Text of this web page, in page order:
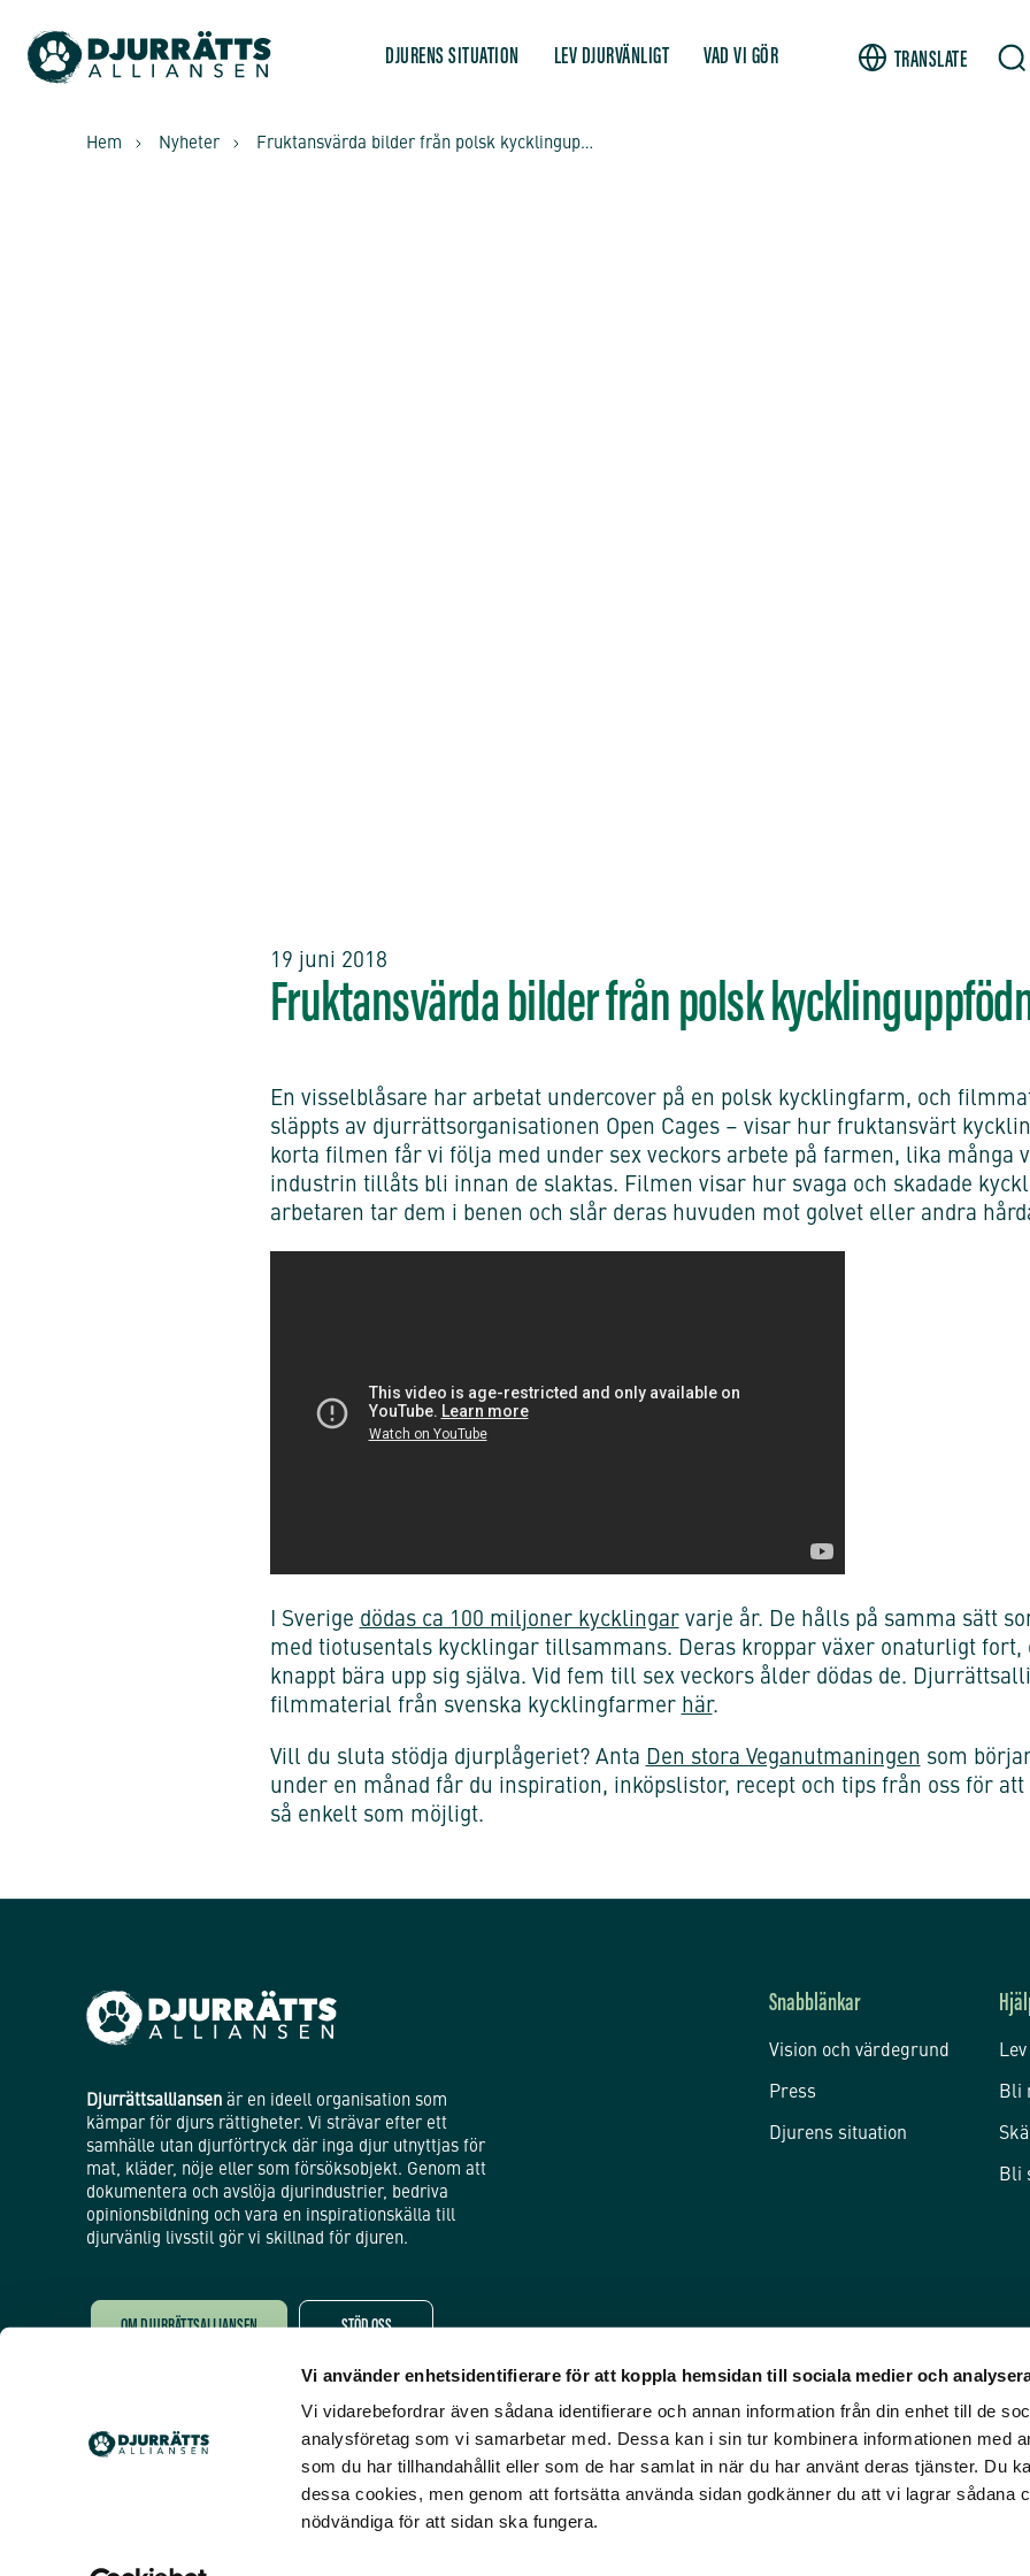
Vi använder enhetsidentifierare för att koppla hemsidan till sociala medier och
Vi vidarebefordrar även sådana identifierare och annan information från din enhet till de
analysföretag som vi samarbetar med. Dessa kan i sin tur kombinera informationen med
som du har tillhandahållit eller som de har samlat in när du har använt deras tjänster. Du
dessa cookies, men genom att fortsätta använda sidan godkänner du att vi lagrar sådana
nödvändiga för att sidan ska fungera.
DJURENS SITUATION LEV DJURVÄNLIGT VAD VI GÖR TRANSLATE
Hem Nyheter Fruktansvärda bilder från polsk kycklinguppfödning
19 juni 2018
Fruktansvärda bilder från polsk
En visselblåsare har arbetat undercover på en polsk kycklingfarm, och
släppts av djurrättsorganisationen Open Cages – visar hur fruktansvärt
korta filmen får vi följa med under sex veckors arbete på farmen, lika många
industrin tillåts bli innan de slaktas. Filmen visar hur svaga och skadade
arbetaren tar dem i benen och slår deras huvuden mot golvet eller andra
I Sverige dödas ca 100 miljoner kycklingarvarje år. De hålls på samma sätt
med tiotusentals kycklingar tillsammans. Deras kroppar växer onaturligt
knappt bära upp sig själva. Vid fem till sex veckors ålder dödas de.
filmmaterial från svenska kycklingfarmer här.
Vill du sluta stödja djurplågeriet? Anta Den stora Veganutmaningen som
under en månad får du inspiration, inköpslistor, recept och tips från oss för
så enkelt som möjligt.
Djurrättsalliansen är en ideell organisation som
kämpar för djurs rättigheter. Vi strävar efter ett
samhälle utan djurförtryck där inga djur utnyttjas för
mat, kläder, nöje eller som försöksobjekt. Genom att
dokumentera och avslöja djurindustrier, bedriva
opinionsbildning och vara en inspirationskälla till
djurvänlig livsstil gör vi skillnad för djuren.
OM DJURRÄTTSALLIANSEN STÖD OSS
Snabblänkar
Vision och värdegrund
Press
Djurens situation
Bli
Bli